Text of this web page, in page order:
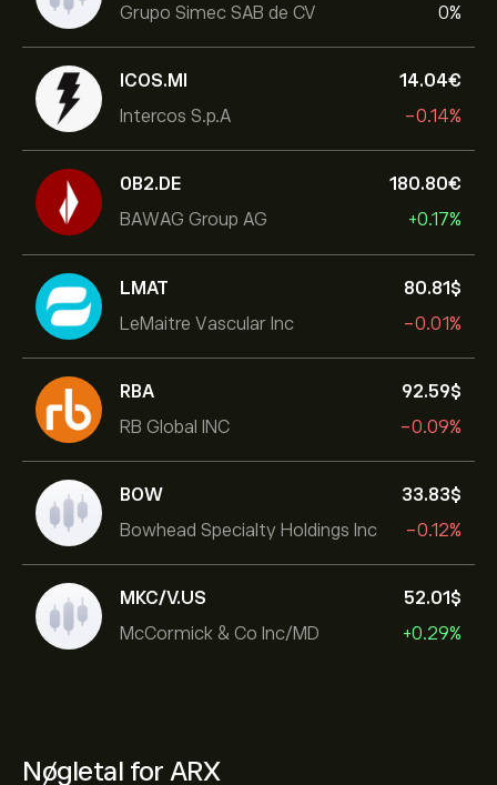
Grupo Simec SAB de CV
0%
ICOS.MI
Intercos S.p.A
14.04‎€‎
-0.14%
0B2.DE
BAWAG Group AG
180.80‎€‎
+0.17%
LMAT
LeMaitre Vascular Inc
80.81‎$‎
-0.01%
RBA
RB Global INC
92.59‎$‎
-0.09%
BOW
Bowhead Specialty Holdings Inc
33.83‎$‎
-0.12%
MKC/V.US
McCormick & Co Inc/MD
52.01‎$‎
+0.29%
Nøgletal for ARX